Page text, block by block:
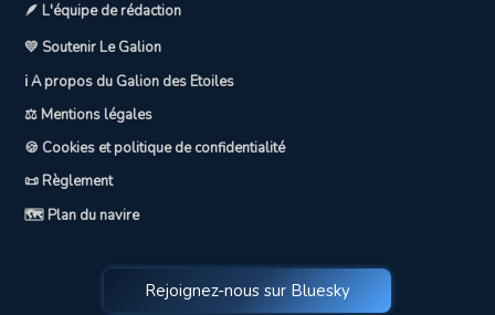
🪶 L'équipe de rédaction
💛 Soutenir Le Galion
ℹ️ A propos du Galion des Etoiles
⚖️ Mentions légales
🍪 Cookies et politique de confidentialité
📜 Règlement
🗺️ Plan du navire
Rejoignez-nous sur Bluesky